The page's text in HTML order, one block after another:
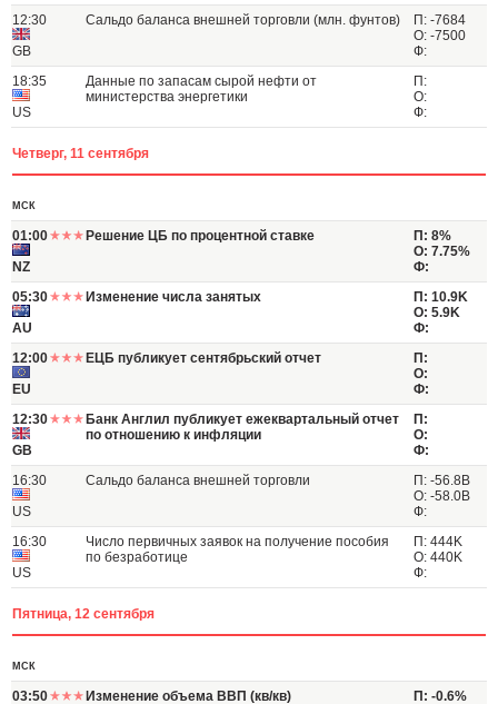
12:30
GB
Сальдо баланса внешней торговли (млн. фунтов)
П: -7684
О: -7500
Ф:
18:35
US
Данные по запасам сырой нефти от
министерства энергетики
П:
О:
Ф:
Четверг, 11 сентября
МСК
01:00
NZ
Решение ЦБ по процентной ставке
П: 8%
О: 7.75%
Ф:
05:30
AU
Изменение числа занятых
П: 10.9K
О: 5.9K
Ф:
12:00
EU
ЕЦБ публикует сентябрьский отчет
П:
О:
Ф:
12:30
GB
Банк Англил публикует ежеквартальный отчет
по отношению к инфляции
П:
О:
Ф:
16:30
US
Сальдо баланса внешней торговли
П: -56.8B
О: -58.0B
Ф:
16:30
US
Число первичных заявок на получение пособия
по безработице
П: 444K
О: 440K
Ф:
Пятница, 12 сентября
МСК
03:50 Изменение объема ВВП (кв/кв) П: -0.6%